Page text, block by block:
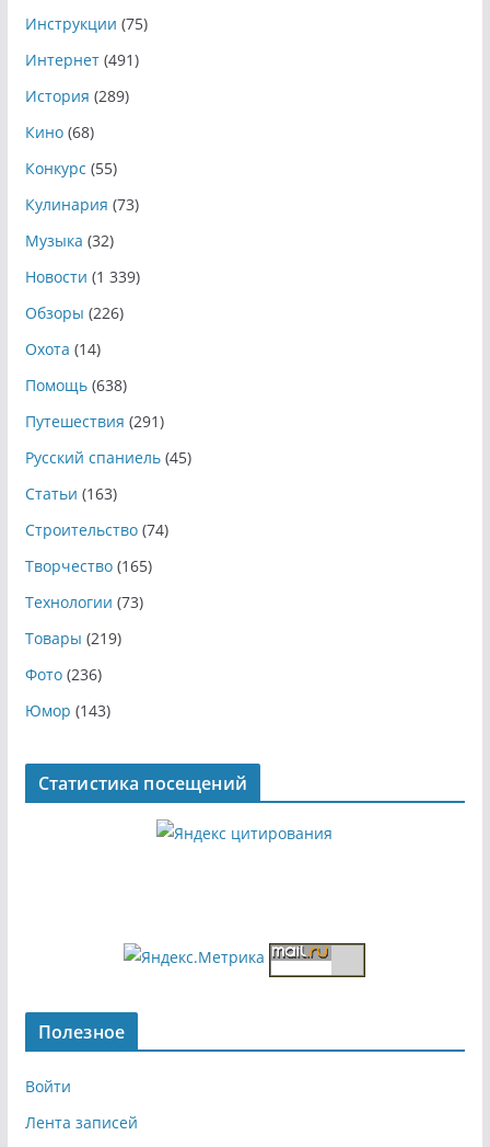
Инструкции (75)
Интернет(491)
История (289)
Кино(68)
Конкурс (55)
Кулинария (73)
Музыка (32)
Новости (1 339)
Обзоры (226)
Охота (14)
Помощь(638)
Путешествия (291)
Русский спаниель(45)
Статьи (163)
Строительство(74)
Творчество(165)
Технологии (73)
Товары (219)
Фото(236)
Юмор (143)
Статистика посещений
Полезное
Войти
Лента записей